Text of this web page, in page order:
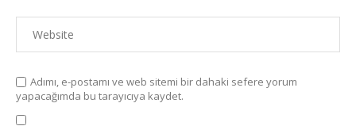
Adımı, e-postamı ve web sitemi bir dahaki sefere yorum
yapacağımda bu tarayıcıya kaydet.